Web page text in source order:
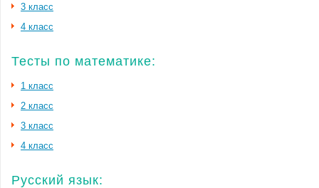
3 класс
4 класс
Тесты по математике:
1 класс
2 класс
3 класс
4 класс
Русский язык: